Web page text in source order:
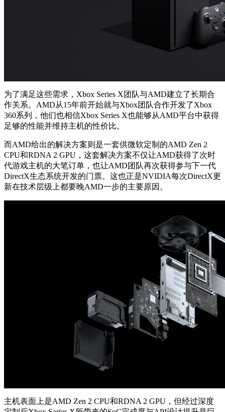
为了满足这些需求，Xbox Series X团队与AMD建立了长期合
作关系。AMD从15年前开始就与Xbox团队合作开发了Xbox
360系列，他们也相信Xbox Series X也能够从AMD平台中获得
足够的性能并维持主机的性价比。
而AMD给出的解决方案则是一套供微软定制的AMD Zen 2
CPU和RDNA 2 GPU，这套解决方案不仅让AMD获得了次时
代游戏主机的大笔订单，也让AMD团队再次获得参与下一代
DirectX生态系统开发的门票。这也正是NVIDIA每次DirectX更
新在技术层级上都要晚AMD一步的主要原因。
主机表面上是AMD Zen 2 CPU和RDNA 2 GPU，但经过深度